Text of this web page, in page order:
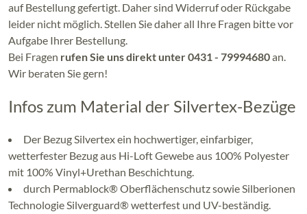
auf Bestellung gefertigt. Daher sind Widerruf oder Rückgabe
leider nicht möglich. Stellen Sie daher all Ihre Fragen bitte vor
Aufgabe Ihrer Bestellung.
Bei Fragen rufen Sie uns direkt unter 0431 - 79994680an.
Wir beraten Sie gern!
Infos zum Material der Silvertex-Bezüge
Der Bezug Silvertex ein hochwertiger, einfarbiger,
wetterfester Bezug aus Hi-Loft Gewebe aus 100% Polyester
mit 100% Vinyl+Urethan Beschichtung.
durch Permablock® Oberflächenschutz sowie Silberionen
Technologie Silverguard® wetterfest und UV-beständig.